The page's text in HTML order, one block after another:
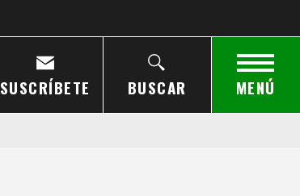
SUSCRÍBETE BUSCAR MENÚ